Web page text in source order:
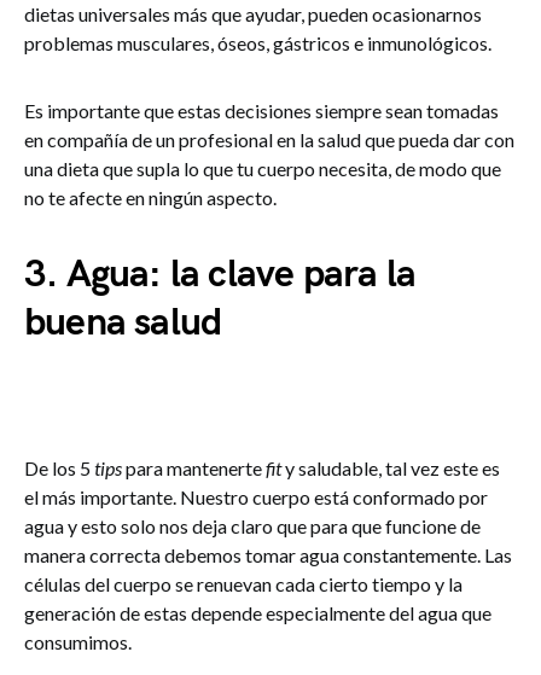
dietas universales más que ayudar, pueden ocasionarnos
problemas musculares, óseos, gástricos e inmunológicos.
Es importante que estas decisiones siempre sean tomadas
en compañía de un profesional en la salud que pueda dar con
una dieta que supla lo que tu cuerpo necesita, de modo que
no te afecte en ningún aspecto.
3. Agua: la clave para la
buena salud
De los 5tipspara mantenertefity saludable, tal vez este es
el más importante. Nuestro cuerpo está conformado por
agua y esto solo nos deja claro que para que funcione de
manera correcta debemos tomar agua constantemente. Las
células del cuerpo se renuevan cada cierto tiempo y la
generación de estas depende especialmente del agua que
consumimos.